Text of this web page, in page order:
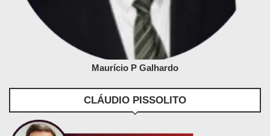
Maurício P Galhardo
CLÁUDIO PISSOLITO